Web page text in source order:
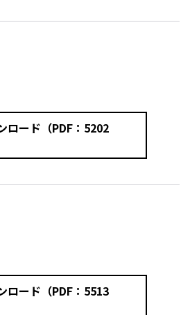
ロード（PDF：5202
ロード（PDF：5513